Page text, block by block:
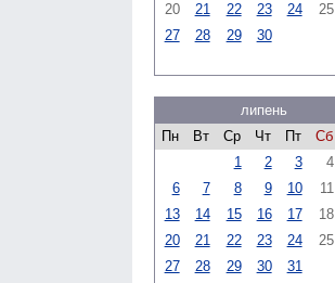
20
21 22 23 24 25
27
28 29 30
липень
Пн
Вт Ср Чт Пт Сб
1
2 3 4
6
7 8 9 10 11
13
14 15 16 17 18
20
21 22 23 24 25
27
28 29 30 31